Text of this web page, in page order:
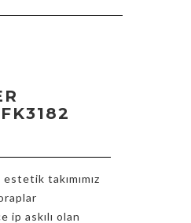
takımımız
ip askılı olan